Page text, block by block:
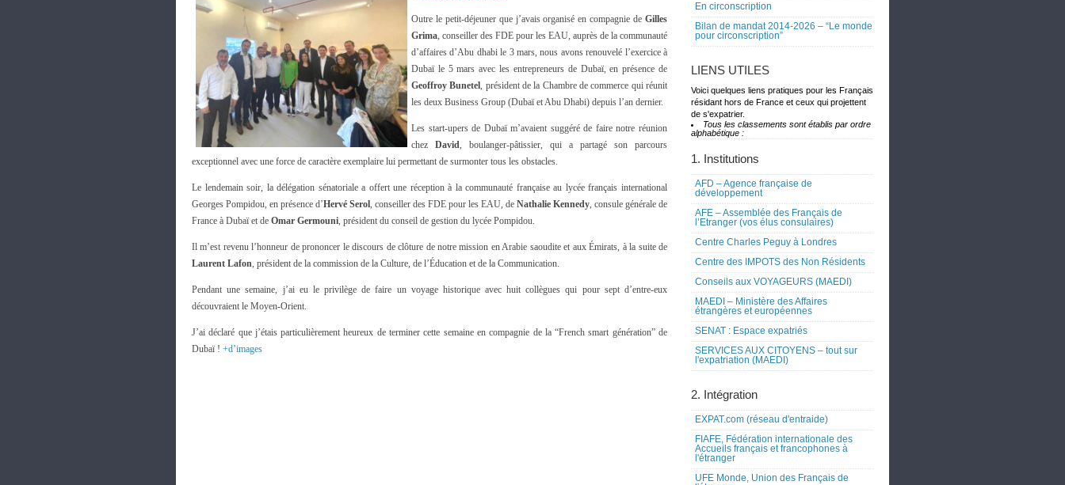
Outre le petit-déjeuner que j’avais organisé en compagnie de Gilles
Grima, conseiller des FDE pour les EAU, auprès de la communauté
d’affaires d’Abu dhabi le 3 mars, nous avons renouvelé l’exercice à
Dubaï le 5 mars avec les entrepreneurs de Dubaï, en présence de
Geoffroy Bunetel, président de la Chambre de commerce qui réunit
les deux Business Group (Dubaï et Abu Dhabi) depuis l’an dernier.
Les start-upers de Dubaï m’avaient suggéré de faire notre réunion
chez David, boulanger-pâtissier, qui a partagé son parcours
exceptionnel avec une force de caractère exemplaire lui permettant de surmonter tous les obstacles.
Le lendemain soir, la délégation sénatoriale a offert une réception à la communauté française au lycée français international
Georges Pompidou, en présence d’Hervé Serol, conseiller des FDE pour les EAU, de Nathalie Kennedy, consule générale de
France à Dubaï et de Omar Germouni, président du conseil de gestion du lycée Pompidou.
Il m’est revenu l’honneur de prononcer le discours de clôture de notre mission en Arabie saoudite et aux Émirats, à la suite de
Laurent Lafon, président de la commission de la Culture, de l’Éducation et de la Communication.
Pendant une semaine, j’ai eu le privilège de faire un voyage historique avec huit collègues qui pour sept d’entre-eux
découvraient le Moyen-Orient.
J’ai déclaré que j’étais particulièrement heureux de terminer cette semaine en compagnie de la “French smart génération” de
Dubaï ! +d’images
En circonscription
Bilan de mandat 2014-2026 – “Le monde
pour circonscription”
LIENS UTILES
Voici quelques liens pratiques pour les Français
résidant hors de France et ceux qui projettent
de s'expatrier.
Tous les classements sont établis par ordre
alphabétique :
1. Institutions
AFD – Agence française de
développement
AFE – Assemblée des Français de
l’Etranger (vos élus consulaires)
Centre Charles Peguy à Londres
Centre des IMPOTS des Non Résidents
Conseils aux VOYAGEURS (MAEDI)
MAEDI – Ministère des Affaires
étrangères et européennes
SENAT : Espace expatriés
SERVICES AUX CITOYENS – tout sur
l'expatriation (MAEDI)
2. Intégration
EXPAT.com (réseau d'entraide)
FIAFE, Fédération internationale des
Accueils français et francophones à
l'étranger
UFE Monde, Union des Français de